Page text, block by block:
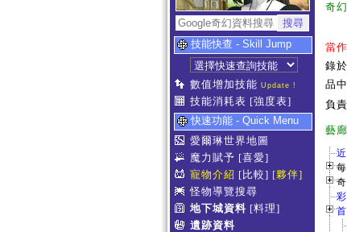
技能快查 - Skill Jump
數值增加技能 Update !
技能消耗表 [強度表]
快速功能 - Quick Menu
愛爾琳世界地圖
魔力賦予 [喜愛]
寵物介紹 [比較] [夥伴]
怪物導覽搜尋
地下城資料 [料理]
遺跡資料
奇
當
錄
品
負